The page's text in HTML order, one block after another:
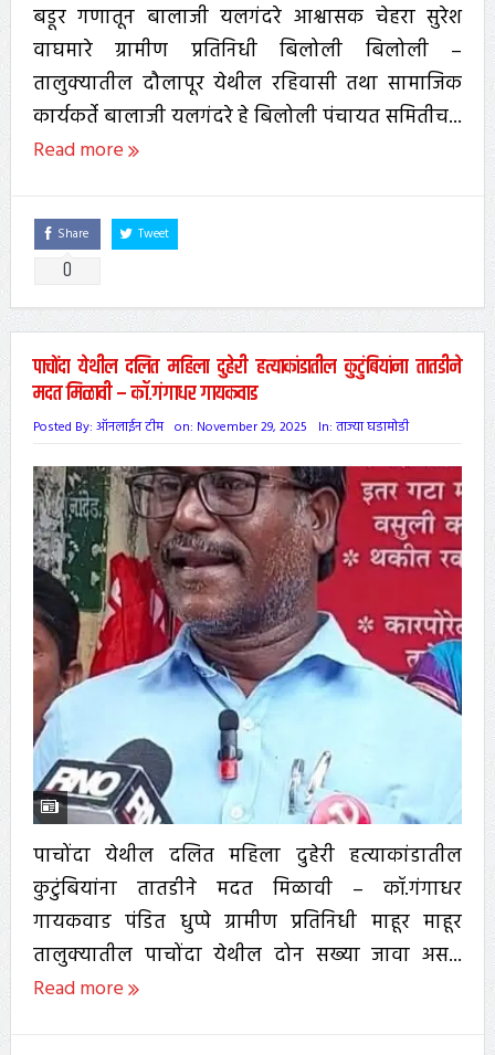
बडूर गणातून बालाजी यलगंदरे आश्वासक चेहरा सुरेश
वाघमारे ग्रामीण प्रतिनिधी बिलोली बिलोली –
तालुक्यातील दौलापूर येथील रहिवासी तथा सामाजिक
कार्यकर्ते बालाजी यलगंदरे हे बिलोली पंचायत समितीच...
Read more
Share
0
Tweet
पाचोंदा येथील दलित महिला दुहेरी हत्याकांडातील कुटुंबियांना तातडीने
मदत मिळावी – कॉ.गंगाधर गायकवाड
Posted By: ऑनलाईन टीम on: November 29, 2025 In: ताज्या घडामोडी
पाचोंदा येथील दलित महिला दुहेरी हत्याकांडातील
कुटुंबियांना तातडीने मदत मिळावी – कॉ.गंगाधर
गायकवाड पंडित धुप्पे ग्रामीण प्रतिनिधी माहूर माहूर
तालुक्यातील पाचोंदा येथील दोन सख्या जावा अस...
Read more